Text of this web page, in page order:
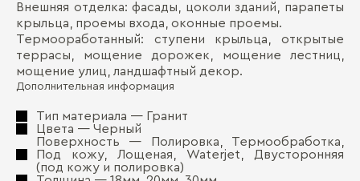
Внешняя отделка: фасады, цоколи зданий, парапеты
крыльца, проемы входа, оконные проемы.
Термооработанный: ступени крыльца, открытые
террасы, мощение дорожек, мощение лестниц,
мощение улиц, ландшафтный декор.
Дополнительная информация
Тип материала — Гранит
Цвета — Черный
Поверхность — Полировка, Термообработка,
Под кожу, Лощеная, Waterjet, Двусторонняя
(под кожу и полировка)